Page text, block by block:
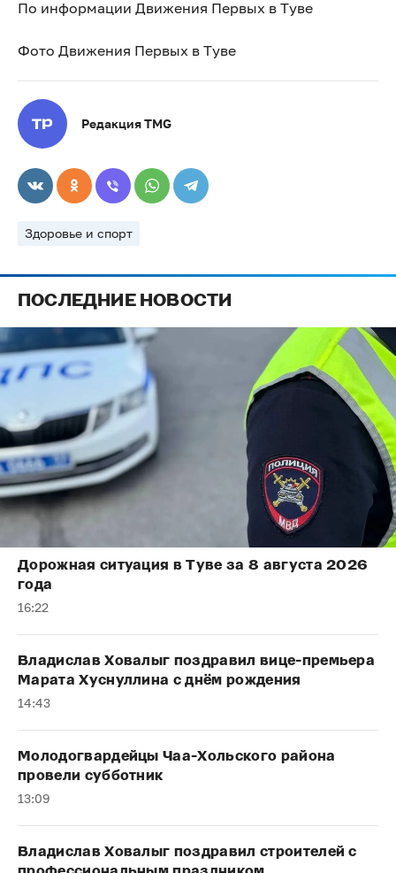
По информации Движения Первых в Туве
Фото Движения Первых в Туве
Редакция TMG
Здоровье и спорт
ПОСЛЕДНИЕ НОВОСТИ
Дорожная ситуация в Туве за 8 августа 2026
года
16:22
Владислав Ховалыг поздравил вице-премьера
Марата Хуснуллина с днём рождения
14:43
Молодогвардейцы Чаа-Хольского района
провели субботник
13:09
Владислав Ховалыг поздравил строителей с